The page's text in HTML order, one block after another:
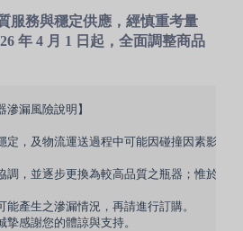
服務與穩定供應，經慎重考量
年 4 月 1 日 起，全面調整商品
滲漏風險說明】
定，及物流運送過程中可能因碰撞因素影響
調，並逐步更換為較高品質之瓶器；惟於過
產生之滲漏情況，再請進行訂購。
感謝您的體諒與支持。